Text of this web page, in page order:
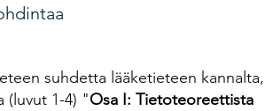
suhdetta lääketieteen kannalta,
(luvut 1-4) "Osa I: Tietoteoreettista